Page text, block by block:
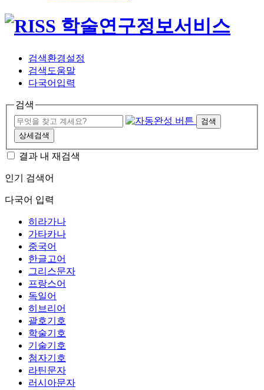
검색환경설정
검색도움말
다국어입력
검색
검색
상세검색
결과 내 재검색
인기 검색어
다국어 입력
히라가나
가타카나
중국어
한글고어
그리스문자
프랑스어
독일어
히브리어
괄호기호
학술기호
기술기호
첨자기호
라틴문자
러시아문자